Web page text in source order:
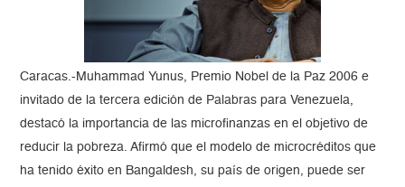
Caracas.-Muhammad Yunus, Premio Nobel de la Paz 2006 e
invitado de la tercera edición de Palabras para Venezuela,
destacó la importancia de las microfinanzas en el objetivo de
reducir la pobreza. Afirmó que el modelo de microcréditos que
ha tenido éxito en Bangaldesh, su país de origen, puede ser